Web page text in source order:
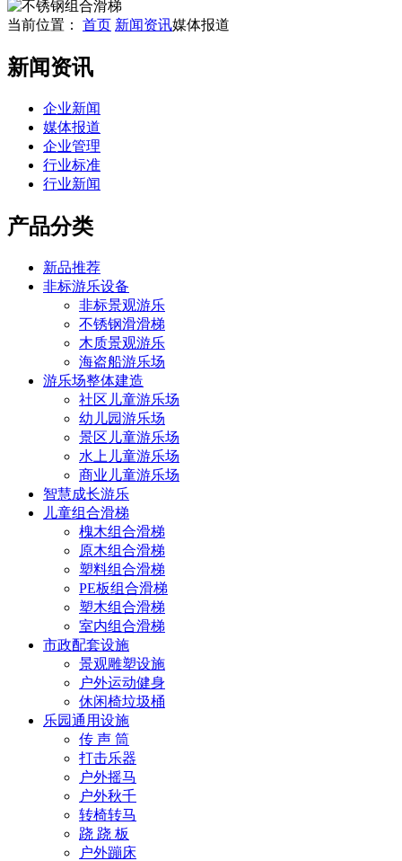
当前位置： 首页 新闻资讯媒体报道
新闻资讯
企业新闻
媒体报道
企业管理
行业标准
行业新闻
产品分类
新品推荐
非标游乐设备
非标景观游乐
不锈钢滑滑梯
木质景观游乐
海盗船游乐场
游乐场整体建造
社区儿童游乐场
幼儿园游乐场
景区儿童游乐场
水上儿童游乐场
商业儿童游乐场
智慧成长游乐
儿童组合滑梯
槐木组合滑梯
原木组合滑梯
塑料组合滑梯
PE板组合滑梯
塑木组合滑梯
室内组合滑梯
市政配套设施
景观雕塑设施
户外运动健身
休闲椅垃圾桶
乐园通用设施
传 声 筒
打击乐器
户外摇马
户外秋千
转椅转马
跷 跷 板
户外蹦床